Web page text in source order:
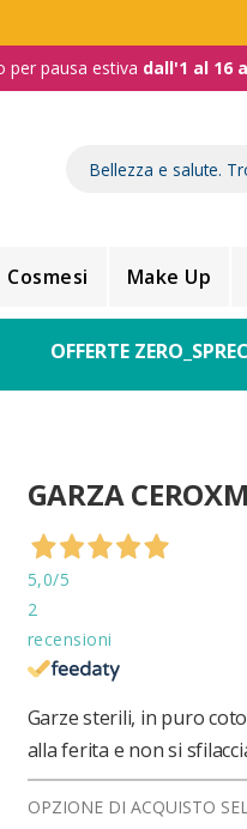
per pausa estiva dall'1 al 16
Cosmesi Make Up
OFFERTE
GARZA
5,0/5
2
recensioni
Garze sterili, in puro
alla ferita e non si
OPZIONE DI ACQUISTO